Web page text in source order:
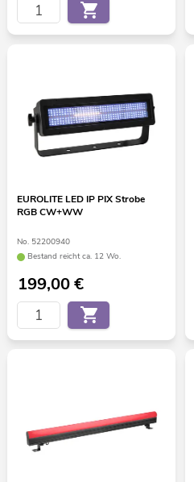
EUROLITE LED IP PIX Strobe
RGB CW+WW
No. 52200940
Bestand reicht ca. 12 Wo.
199,00€